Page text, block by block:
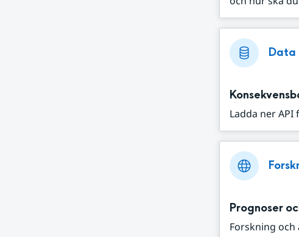
Data
Ladda ner
Prognoser
Forskning och